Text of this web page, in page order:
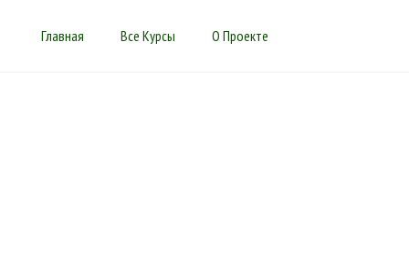
Главная Все Курсы О Проекте